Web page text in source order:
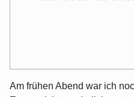
Am frühen Abend war ich